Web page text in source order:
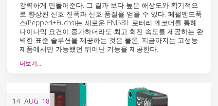
강력하게 만들어준다. 그 결과 보다 높은 해상도와 획기적으
로 향상된 신호 진폭과 신호 품질을 얻을 수 있다. 페펄앤드푹
스(Pepperl+Fuchs)는 새로운 ENI58IL 로터리 엔코더를 통해
다이나믹 요건이 증가하더라도 최고 회전 속도를 제공하는 완
벽한 표준 솔루션을 제공하는 것은 물론, 지금까지는 고성능
제품에서만 가능했던 뛰어난 기능을 제공한다.
더보기…
14 AUG '18